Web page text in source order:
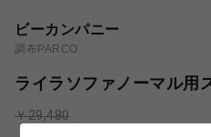
ビーカンパニー
調布PARCO
ライラソファノーマル用
￥29,480